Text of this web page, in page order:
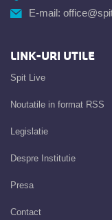
E-mail:
LINK-URI UTILE
Spit Live
Noutatile in format RSS
Legislatie
Despre Institutie
Presa
Contact